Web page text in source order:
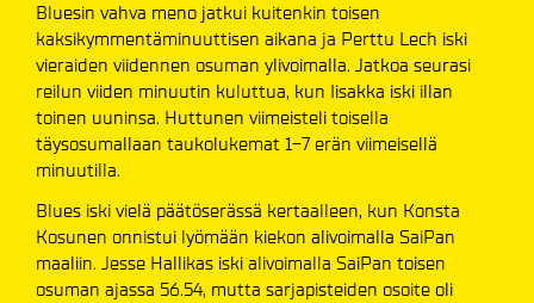
Bluesin vahva meno jatkui kuitenkin toisen
kaksikymmentäminuuttisen aikana ja Perttu Lech iski
vieraiden viidennen osuman ylivoimalla. Jatkoa seurasi
reilun viiden minuutin kuluttua, kun Iisakka iski illan
toinen uuninsa. Huttunen viimeisteli toisella
täysosumallaan taukolukemat 1-7 erän viimeisellä
minuutilla.
Blues iski vielä päätöserässä kertaalleen, kun Konsta
Kosunen onnistui lyömään kiekon alivoimalla SaiPan
maaliin. Jesse Hallikas iski alivoimalla SaiPan toisen
osuman ajassa 56.54, mutta sarjapisteiden osoite oli